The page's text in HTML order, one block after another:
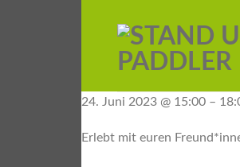
24. Juni 2023 @ 15:00 –
Erlebt mit euren